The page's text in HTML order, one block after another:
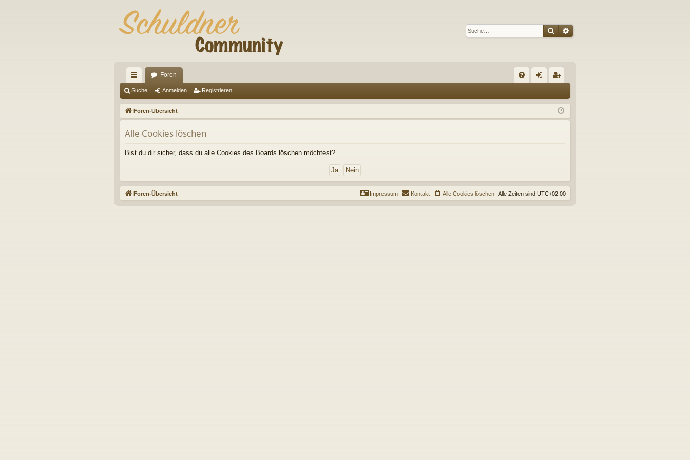
SucheErweiterte Suche
ch
ne
llz
ug
riff
Foren
Q m
el
ist
rie
Suche Anmelden Registrieren
Foren-Übersicht
Alle Cookies löschen
Bist du dir sicher, dass du alle Cookies des Boards löschen möchtest?
Foren-Übersicht Alle Zeiten sind UTC+02:00
Alle Cookies löschen
Kontakt
Impressum